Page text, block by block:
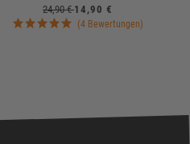
24,90 €14,90 €
(4 Bewertungen)